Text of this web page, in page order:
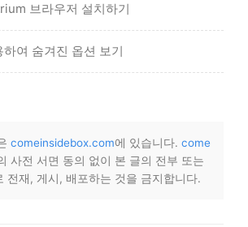
브라우저 설치하기
여 숨겨진 옵션 보기
comeinsidebox.com에 있습니다. come
사전 서면 동의 없이 본 글의 전부 또는
전재, 게시, 배포하는 것을 금지합니다.